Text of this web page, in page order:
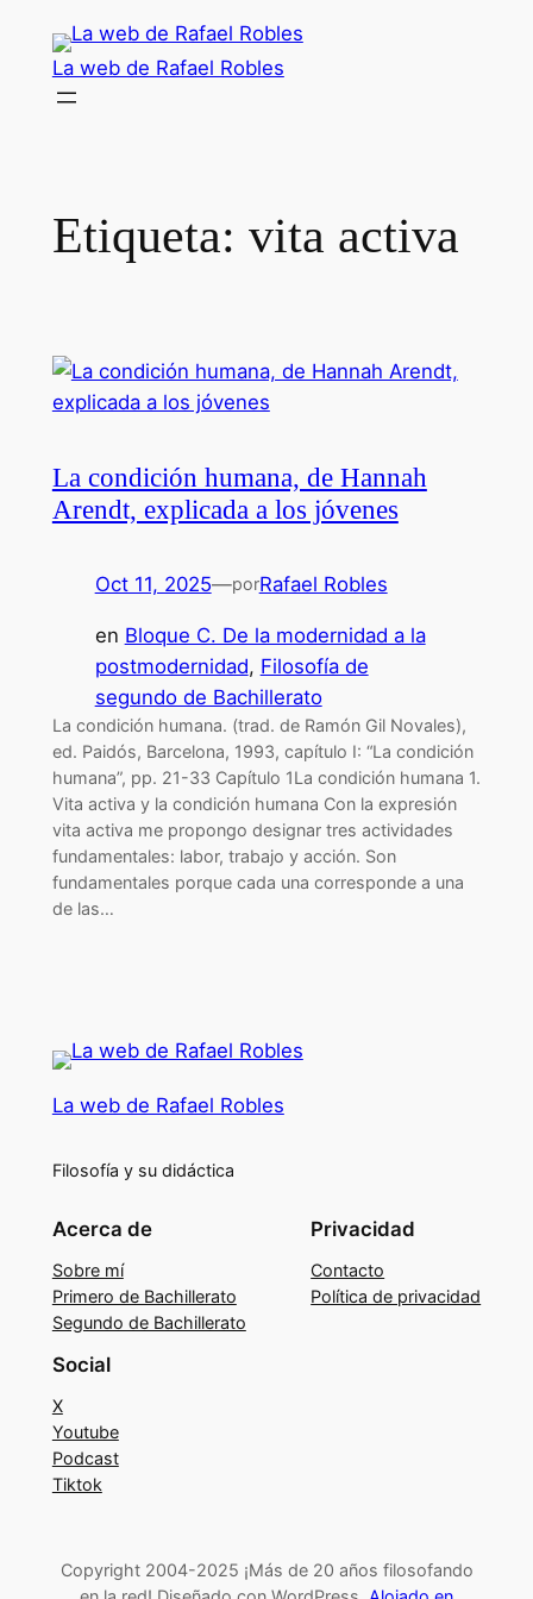
contenido
La web de Rafael Robles
Etiqueta: vita activa
La condición humana, de Hannah
Arendt, explicada a los jóvenes
Oct 11, 2025—porRafael Robles
en Bloque C. De la modernidad a la
postmodernidad, Filosofía de
segundo de Bachillerato
La condición humana. (trad. de Ramón Gil Novales),
ed. Paidós, Barcelona, 1993, capítulo I: “La condición
humana”, pp. 21-33 Capítulo 1La condición humana 1.
Vita activa y la condición humana Con la expresión
vita activa me propongo designar tres actividades
fundamentales: labor, trabajo y acción. Son
fundamentales porque cada una corresponde a una
de las…
La web de Rafael Robles
Filosofía y su didáctica
Acerca de
Sobre mí
Primero de Bachillerato
Segundo de Bachillerato
Privacidad
Contacto
Política de privacidad
Social
X
Youtube
Podcast
Tiktok
Copyright 2004-2025 ¡Más de 20 años filosofando